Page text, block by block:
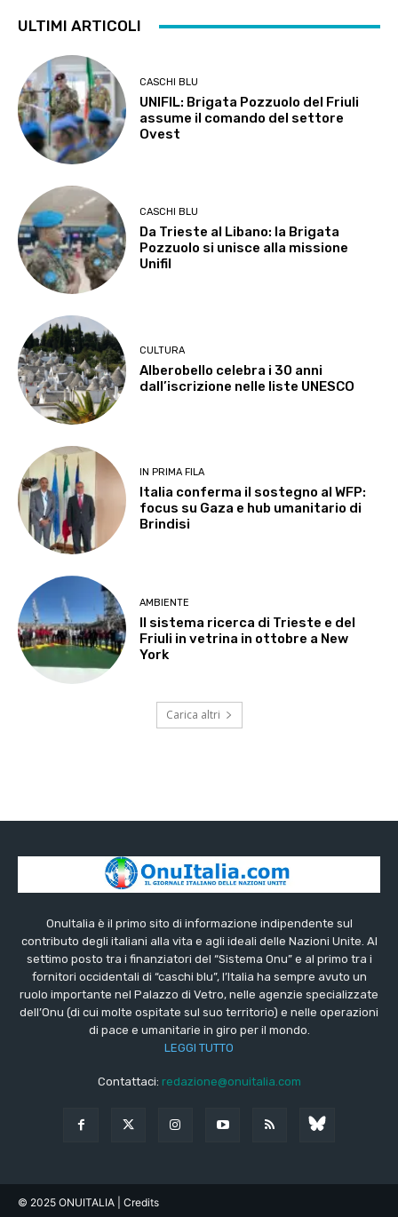
ULTIMI ARTICOLI
CASCHI BLU
UNIFIL: Brigata Pozzuolo del Friuli
assume il comando del settore
Ovest
CASCHI BLU
Da Trieste al Libano: la Brigata
Pozzuolo si unisce alla missione
Unifil
CULTURA
Alberobello celebra i 30 anni
dall’iscrizione nelle liste UNESCO
IN PRIMA FILA
Italia conferma il sostegno al WFP:
focus su Gaza e hub umanitario di
Brindisi
AMBIENTE
Il sistema ricerca di Trieste e del
Friuli in vetrina in ottobre a New
York
Carica altri
OnuItalia è il primo sito di informazione indipendente sul
contributo degli italiani alla vita e agli ideali delle Nazioni Unite. Al
settimo posto tra i finanziatori del “Sistema Onu” e al primo tra i
fornitori occidentali di “caschi blu”, l’Italia ha sempre avuto un
ruolo importante nel Palazzo di Vetro, nelle agenzie specializzate
dell’Onu (di cui molte ospitate sul suo territorio) e nelle operazioni
di pace e umanitarie in giro per il mondo.
LEGGI TUTTO
Contattaci: redazione@onuitalia.com
© 2025 ONUITALIA | Credits